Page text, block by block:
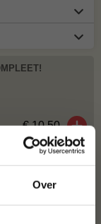
Over
€ 10,50